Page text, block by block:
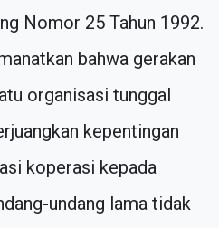
Nomor 25 Tahun 1992.
bahwa gerakan
organisasi tunggal
kepentingan
koperasi kepada
undang lama tidak